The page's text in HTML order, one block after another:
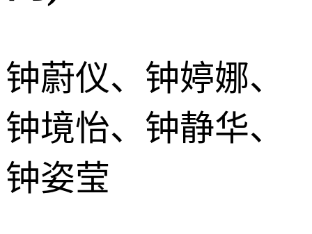
钟蔚仪、钟婷娜、
钟境怡、钟静华、
钟姿莹